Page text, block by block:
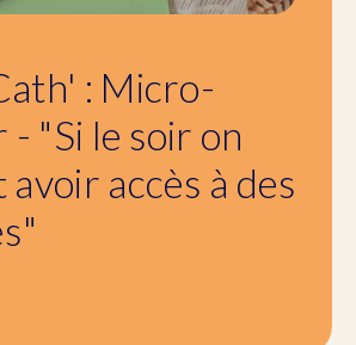
: Micro-
"Si le soir on
accès à des